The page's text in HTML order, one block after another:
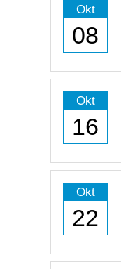
Okt
08
Okt
16
Okt
22